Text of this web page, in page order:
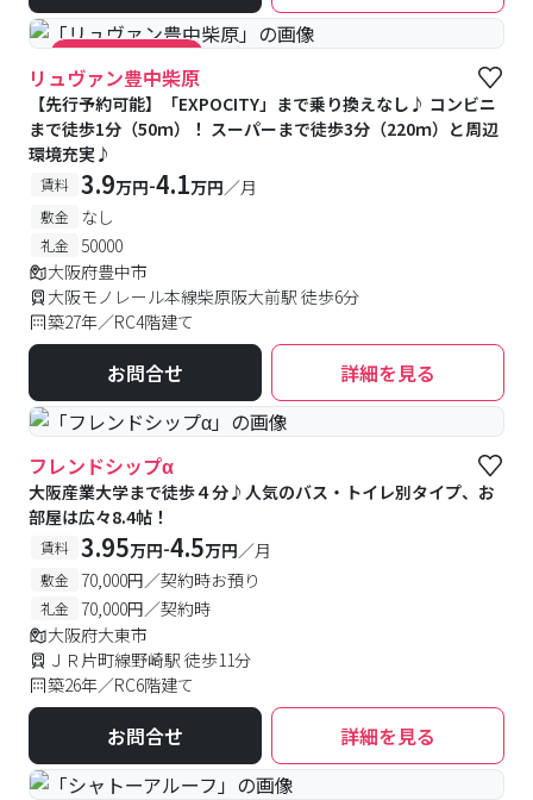
#キャンペーン実施中
リュヴァン豊中柴原
【先行予約可能】「EXPOCITY」まで乗り換えなし♪ コンビニ
まで徒歩1分（50ｍ）！ スーパーまで徒歩3分（220ｍ）と周辺
環境充実♪
賃料 3.9万円-4.1万円／月
敷金 なし
礼金
50000
大阪府豊中市
大阪モノレール本線柴原阪大前駅 徒歩6分
築27年／RC4階建て
お問合せ 詳細を見る
フレンドシップα
大阪産業大学まで徒歩４分♪人気のバス・トイレ別タイプ、お
部屋は広々8.4帖！
賃料 3.95万円-4.5万円／月
敷金 70,000円／契約時お預り
礼金
70,000円／契約時
大阪府大東市
ＪＲ片町線野崎駅 徒歩11分
築26年／RC6階建て
お問合せ 詳細を見る